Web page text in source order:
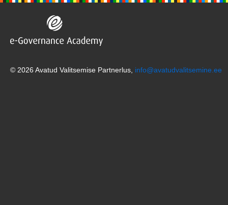
© 2026 Avatud Valitsemise Partnerlus, info@avatudvalitsemine.ee